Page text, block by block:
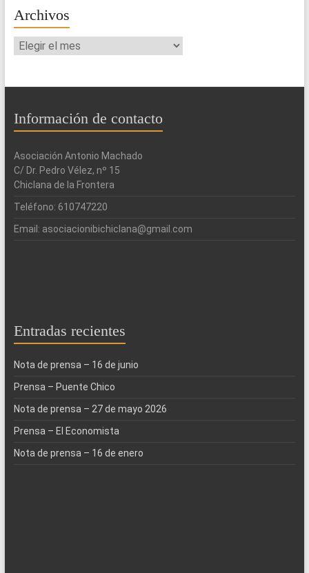
Archivos
Archivos
Información de contacto
Asociación Antonio Machado
C/ Dr. Pedro Vélez, nº 15
Chiclana de la Frontera
Teléfono: 610747220
Email: asociacionibichiclana@gmail.com
Entradas recientes
Nota de prensa – 16 de junio
Prensa – Puente Chico
Nota de prensa – 27 de mayo 2026
Prensa – El Economista
Nota de prensa – 16 de enero